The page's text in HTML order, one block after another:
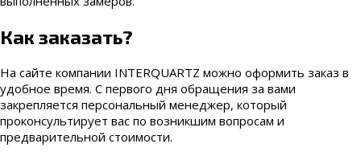
Как заказать?
На сайте компании INTERQUARTZ можно оформить заказ в
удобное время. С первого дня обращения за вами
закрепляется персональный менеджер, который
проконсультирует вас по возникшим вопросам и
предварительной стоимости.